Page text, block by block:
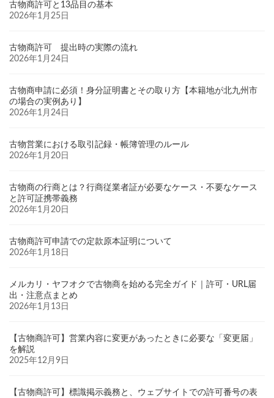
古物商許可と13品目の基本
2026年1月25日
古物商許可 提出時の実際の流れ
2026年1月24日
古物商申請に必須！身分証明書とその取り方【本籍地が北九州市
の場合の実例あり】
2026年1月24日
古物営業における取引記録・帳簿管理のルール
2026年1月20日
古物商の行商とは？行商従業者証が必要なケース・不要なケース
と許可証携帯義務
2026年1月20日
古物商許可申請での定款原本証明について
2026年1月18日
メルカリ・ヤフオクで古物商を始める完全ガイド｜許可・URL届
出・注意点まとめ
2026年1月13日
【古物商許可】営業内容に変更があったときに必要な「変更届」
を解説
2025年12月9日
【古物商許可】標識掲示義務と、ウェブサイトでの許可番号の表